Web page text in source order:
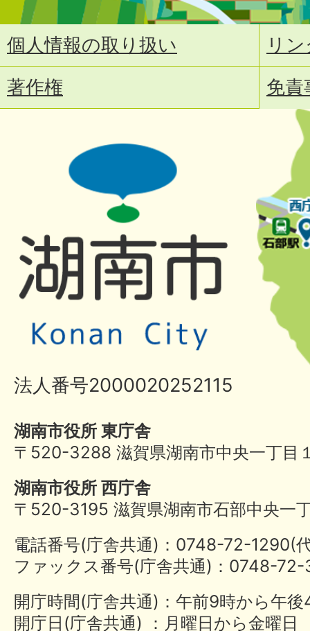
個人情報の取り扱い
リ
著作権
免責
法人番号2000020252115
湖南市役所 東庁舎
〒520-3288 滋賀県湖南市中央一丁目
湖南市役所 西庁舎
〒520-3195 滋賀県湖南市石部中央一
電話番号(庁舎共通)：0748-72-
ファックス番号(庁舎共通)：0748-
開庁時間(庁舎共通)：午前9時から午
開庁日(庁舎共通) ：月曜日から金曜日